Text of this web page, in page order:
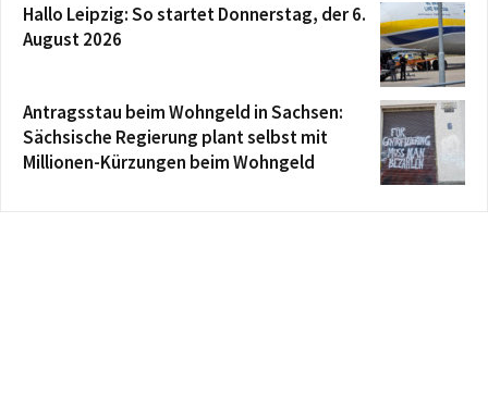
Hallo Leipzig: So startet Donnerstag, der 6.
August 2026
Antragsstau beim Wohngeld in Sachsen:
Sächsische Regierung plant selbst mit
Millionen-Kürzungen beim Wohngeld